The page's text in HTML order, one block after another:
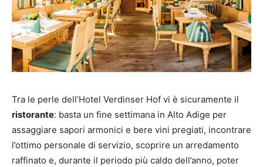
Tra le perle dell’Hotel Verdinser Hof vi è sicuramente il
ristorante: basta un fine settimana in Alto Adige per
assaggiare sapori armonici e bere vini pregiati, incontrare
l’ottimo personale di servizio, scoprire un arredamento
raffinato e, durante il periodo più caldo dell’anno, poter